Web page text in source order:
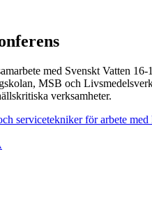
med Svenskt Vatten
MSB och
verksamheter.
servicetekniker för arbete